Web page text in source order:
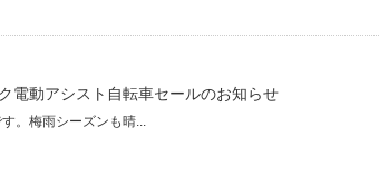
電動アシスト自転車セールのお知らせ
。梅雨シーズンも晴...